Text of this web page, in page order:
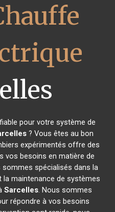
pour votre système de
? Vous êtes au bon
expérimentés offre des
vos besoins en matière de
spécialisés dans la
la maintenance de systèmes
Sarcelles. Nous sommes
répondre à vos besoins